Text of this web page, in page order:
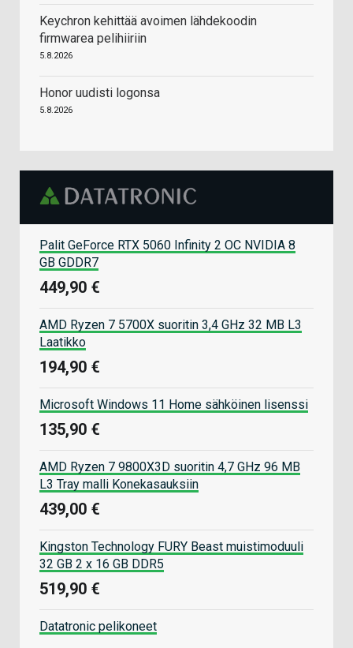
Keychron kehittää avoimen lähdekoodin
firmwarea pelihiiriin
5.8.2026
Honor uudisti logonsa
5.8.2026
Palit GeForce RTX 5060 Infinity 2 OC NVIDIA 8
GB GDDR7
449,90 €
AMD Ryzen 7 5700X suoritin 3,4 GHz 32 MB L3
Laatikko
194,90 €
Microsoft Windows 11 Home sähköinen lisenssi
135,90 €
AMD Ryzen 7 9800X3D suoritin 4,7 GHz 96 MB
L3 Tray malli Konekasauksiin
439,00 €
Kingston Technology FURY Beast muistimoduuli
32 GB 2 x 16 GB DDR5
519,90 €
Datatronic pelikoneet